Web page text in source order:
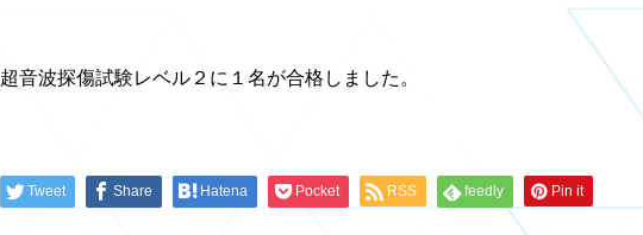
超音波探傷試験レベル２に１名が合格しました。
Tweet Share Hatena Pocket RSS feedly Pin it